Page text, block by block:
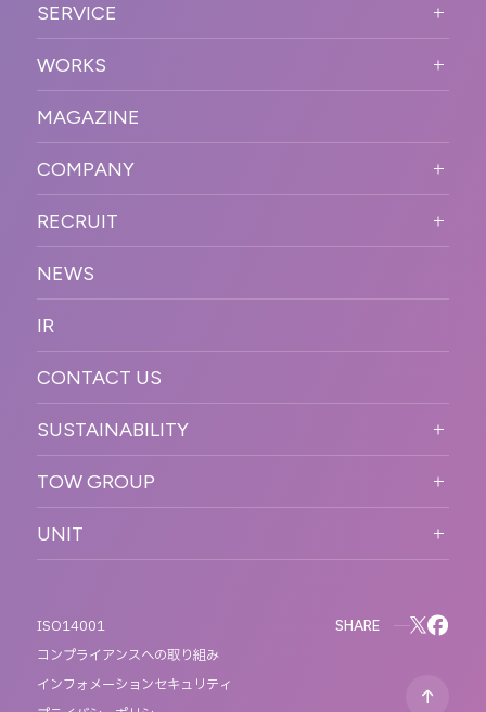
PURPOSE
VISION
OUR DNA
SERVICE
STRONG POINT
BUSINESS DOMAIN
SOLUTION
WORKFLOW
WORKS
オンラインイベント
SNSプロモーション
プラットフォーム販
促
デジタル制作・映像
制作
PR
カンファレンス・展示会・アワ
ESPORTS・ゲームプロモーシ
MAGAZINE
COMPANY
COMPANY INFORMATION
MESSAGE
OFFICER
ACCESS
ORGANIZATION CHART
HISTORY
RECRUIT
新卒採用
キャリア採用
NEWS
IR
CONTACT US
SUSTAINABILITY
サステナビリティ
TOW GROUP
MOTTO
BLUES MOBILE
UNIT
ISO14001
コンプライアンスへの取り組み
インフォメーションセキュリティ
SHARE